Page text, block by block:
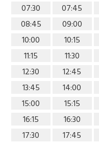
07:30
07:45
08:45
09:00
10:00
10:15
11:15
11:30
12:30
12:45
13:45
14:00
15:00
15:15
16:15
16:30
17:30
17:45